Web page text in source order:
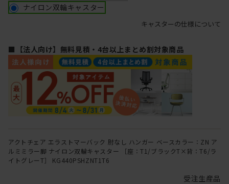
ナイロン双輪キャスター
キャスターの仕様について
■【法人向け】無料見積・4台以上まとめ割対象商品
アクトチェア エラストマーバック 肘なし ハンガー ベースカラー：ZN ア
ルミミラー脚 ナイロン双輪キャスター ［座：T1/ブラックT×背：T6/ラ
イトグレーT］ KG440PSHZNT1T6
受注生産品